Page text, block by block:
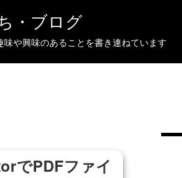
・ブログ
や興味のあることを書き連ねています
でPDFファイ